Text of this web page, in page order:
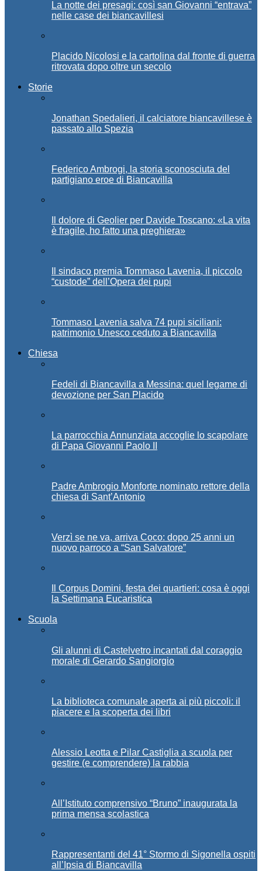
La notte dei presagi: così san Giovanni “entrava”
nelle case dei biancavillesi
Placido Nicolosi e la cartolina dal fronte di guerra
ritrovata dopo oltre un secolo
Storie
Jonathan Spedalieri, il calciatore biancavillese è
passato allo Spezia
Federico Ambrogi, la storia sconosciuta del
partigiano eroe di Biancavilla
Il dolore di Geolier per Davide Toscano: «La vita
è fragile, ho fatto una preghiera»
Il sindaco premia Tommaso Lavenia, il piccolo
“custode” dell’Opera dei pupi
Tommaso Lavenia salva 74 pupi siciliani:
patrimonio Unesco ceduto a Biancavilla
Chiesa
Fedeli di Biancavilla a Messina: quel legame di
devozione per San Placido
La parrocchia Annunziata accoglie lo scapolare
di Papa Giovanni Paolo II
Padre Ambrogio Monforte nominato rettore della
chiesa di Sant’Antonio
Verzì se ne va, arriva Coco: dopo 25 anni un
nuovo parroco a “San Salvatore”
Il Corpus Domini, festa dei quartieri: cosa è oggi
la Settimana Eucaristica
Scuola
Gli alunni di Castelvetro incantati dal coraggio
morale di Gerardo Sangiorgio
La biblioteca comunale aperta ai più piccoli: il
piacere e la scoperta dei libri
Alessio Leotta e Pilar Castiglia a scuola per
gestire (e comprendere) la rabbia
All’Istituto comprensivo “Bruno” inaugurata la
prima mensa scolastica
Rappresentanti del 41° Stormo di Sigonella ospiti
all’Ipsia di Biancavilla